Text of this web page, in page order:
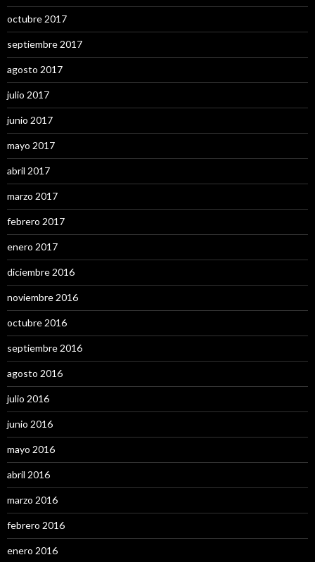
octubre 2017
septiembre 2017
agosto 2017
julio 2017
junio 2017
mayo 2017
abril 2017
marzo 2017
febrero 2017
enero 2017
diciembre 2016
noviembre 2016
octubre 2016
septiembre 2016
agosto 2016
julio 2016
junio 2016
mayo 2016
abril 2016
marzo 2016
febrero 2016
enero 2016